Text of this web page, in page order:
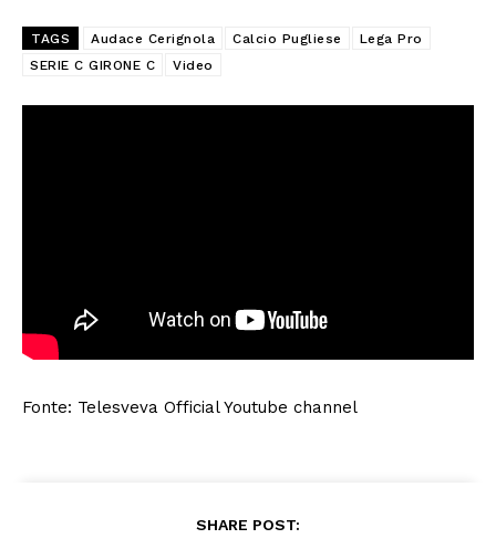
TAGS Audace Cerignola Calcio Pugliese
Lega Pro
SERIE C GIRONE C
Video
Fonte: Telesveva Official Youtube channel
SHARE POST: